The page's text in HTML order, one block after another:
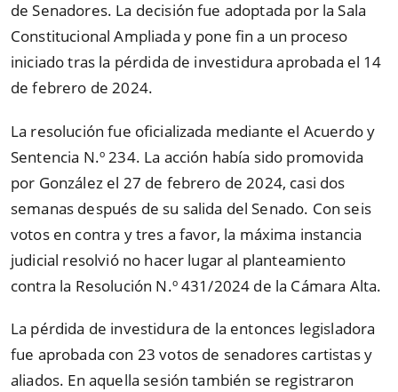
de Senadores. La decisión fue adoptada por la Sala
Constitucional Ampliada y pone fin a un proceso
iniciado tras la pérdida de investidura aprobada el 14
de febrero de 2024.
La resolución fue oficializada mediante el Acuerdo y
Sentencia N.º 234. La acción había sido promovida
por González el 27 de febrero de 2024, casi dos
semanas después de su salida del Senado. Con seis
votos en contra y tres a favor, la máxima instancia
judicial resolvió no hacer lugar al planteamiento
contra la Resolución N.º 431/2024 de la Cámara Alta.
La pérdida de investidura de la entonces legisladora
fue aprobada con 23 votos de senadores cartistas y
aliados. En aquella sesión también se registraron